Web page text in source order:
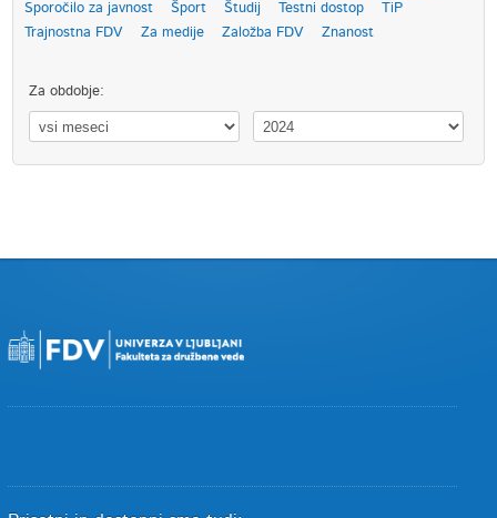
Sporočilo za javnost
Šport Študij Testni dostop
TiP
Trajnostna FDV
Za medije Založba FDV Znanost
Za obdobje: